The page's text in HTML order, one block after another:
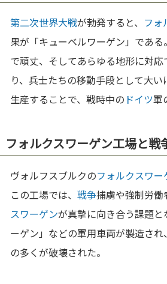
第二次世界大戦が勃発すると、 フォ
果が「キューベルワーゲン」であ
で頑丈、そしてあらゆる地形に対
り、兵士たちの移動手段として大い
生産することで、戦時中の ドイツ軍
フォルクスワーゲン工場と戦
ヴォルフスブルクのフォルクスワー
この工場では、 戦争捕虜や強制労働
スワーゲンが真摯に向き合う課題
ーゲン」などの軍用車両が製造され、
の多くが破壊された。